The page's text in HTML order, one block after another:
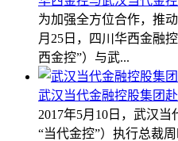
为加强全方位合作，推
月25日，四川华西金融
西金控”）与武...
武汉当代金融控股集团
2017年5月10日，武汉
“当代金控”）执行总裁